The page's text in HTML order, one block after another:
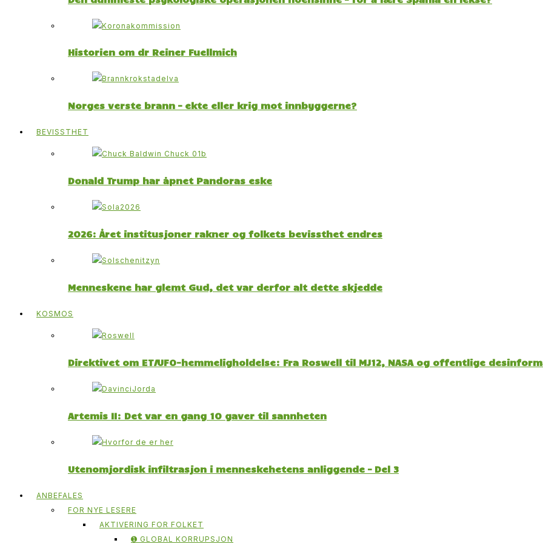
Historien om dr Reiner Fuellmich
Norges verste brann – ekte eller krig mot innbyggerne?
BEVISSTHET
Donald Trump har åpnet Pandoras eske
2026: Året institusjoner rakner og folkets bevissthet endres
Menneskene har glemt Gud, det var derfor alt dette skjedde
KOSMOS
Direktivet om ET/UFO-hemmeligholdelse: Fra Roswell til MJ12, NASA og offentlige
Artemis II: Det var en gang 10 gaver til sannheten
Utenomjordisk infiltrasjon i menneskehetens anliggende – Del 3
ANBEFALES
FOR NYE LESERE
AKTIVERING FOR FOLKET
➊ GLOBAL KORRUPSJON